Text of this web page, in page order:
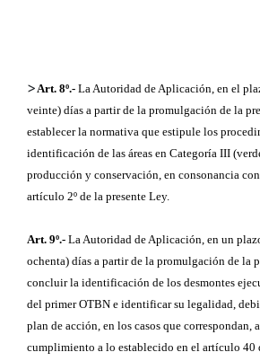
>Art. 8º.- La Autoridad de Aplicación, en el
veinte) días a partir de la promulgación de la
establecer la normativa que estipule los
identificación de las áreas en Categoría III
producción y conservación, en consonancia
artículo 2º de la presente Ley.
Art. 9º.- La Autoridad de Aplicación, en un
ochenta) días a partir de la promulgación de la
concluir la identificación de los desmontes
del primer OTBN e identificar su legalidad,
plan de acción, en los casos que correspondan,
cumplimiento a lo establecido en el artículo 40